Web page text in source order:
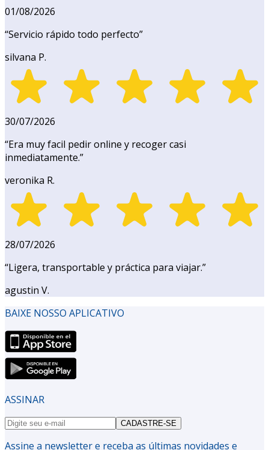
01/08/2026
“Servicio rápido todo perfecto”
silvana P.
30/07/2026
“Era muy facil pedir online y recoger casi
inmediatamente.”
veronika R.
28/07/2026
“Ligera, transportable y práctica para viajar.”
agustin V.
BAIXE NOSSO APLICATIVO
ASSINAR
CADASTRE-SE
Assine a newsletter e receba as últimas novidades e